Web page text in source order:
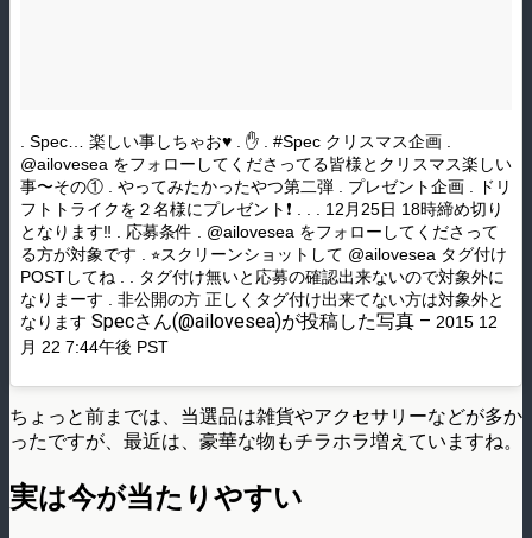
. Spec… 楽しい事しちゃお♥ . ✋ . #Spec クリスマス企画 .
@ailovesea をフォローしてくださってる皆様とクリスマス楽しい
事〜その① . やってみたかったやつ第二弾 . プレゼント企画 . ドリ
フトトライクを２名様にプレゼント❗️ . . . 12月25日 18時締め切り
となります‼️ . 応募条件 . @ailovesea をフォローしてくださって
る方が対象です . ⭐︎スクリーンショットして @ailovesea タグ付け
POSTしてね . . タグ付け無いと応募の確認出来ないので対象外に
なりまーす . 非公開の方 正しくタグ付け出来てない方は対象外と
なります Specさん(@ailovesea)が投稿した写真 – 2015 12
月 22 7:44午後 PST
ちょっと前までは、当選品は雑貨やアクセサリーなどが多か
ったですが、最近は、豪華な物もチラホラ増えていますね。
実は今が当たりやすい